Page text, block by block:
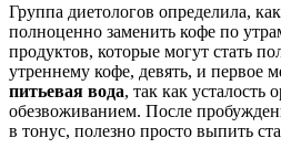
Группа диетологов определила,
полноценно заменить кофе по
продуктов, которые могут стать
утреннему кофе, девять, и первое
питьевая вода, так как усталость
обезвоживанием. После
в тонус, полезно просто выпить